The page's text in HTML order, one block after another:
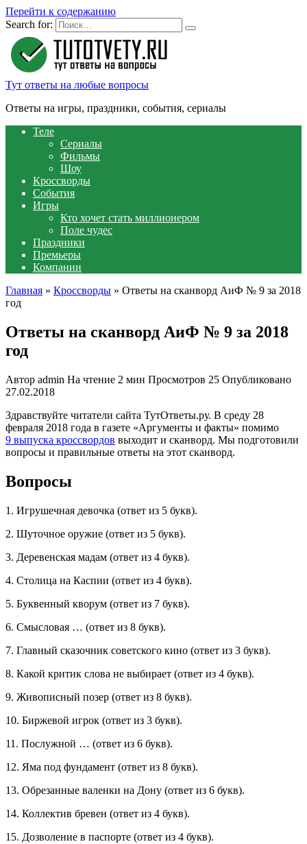
Перейти к содержанию
Search for:
Тут ответы на любые вопросы
Ответы на игры, праздники, события, сериалы
Теле
Сериалы
Фильмы
Шоу
Кроссворды
События
Игры
Кто хочет стать миллионером
Поле чудес
Праздники
Премьеры
Компании
Главная » Кроссворды » Ответы на сканворд АиФ № 9 за 2018
год
Ответы на сканворд АиФ № 9 за 2018
год
Автор admin На чтение 2 мин Просмотров 25 Опубликовано
27.02.2018
Здравствуйте читатели сайта ТутОтветы.ру. В среду 28
февраля 2018 года в газете «Аргументы и факты» помимо
9 выпуска кроссвордов выходит и сканворд. Мы подготовили
вопросы и правильные ответы на этот сканворд.
Вопросы
1. Игрушечная девочка (ответ из 5 букв).
2. Шуточное оружие (ответ из 5 букв).
3. Деревенская мадам (ответ из 4 букв).
4. Столица на Каспии (ответ из 4 букв).
5. Буквенный кворум (ответ из 7 букв).
6. Смысловая … (ответ из 8 букв).
7. Главный сказочник советского кино (ответ из 3 букв).
8. Какой критик слова не выбирает (ответ из 4 букв).
9. Живописный позер (ответ из 8 букв).
10. Биржевой игрок (ответ из 3 букв).
11. Послужной … (ответ из 6 букв).
12. Яма под фундамент (ответ из 8 букв).
13. Обрезанные валенки на Дону (ответ из 6 букв).
14. Коллектив бревен (ответ из 4 букв).
15. Дозволение в паспорте (ответ из 4 букв).